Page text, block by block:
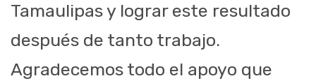
Tamaulipas y lograr este resultado
después de tanto trabajo.
Agradecemos todo el apoyo que